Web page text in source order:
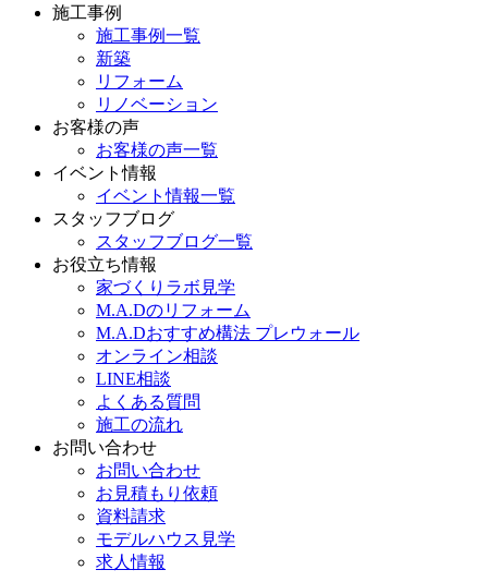
施工事例
施工事例一覧
新築
リフォーム
リノベーション
お客様の声
お客様の声一覧
イベント情報
イベント情報一覧
スタッフブログ
スタッフブログ一覧
お役立ち情報
家づくりラボ見学
M.A.Dのリフォーム
M.A.Dおすすめ構法 プレウォール
オンライン相談
LINE相談
よくある質問
施工の流れ
お問い合わせ
お問い合わせ
お見積もり依頼
資料請求
モデルハウス見学
求人情報